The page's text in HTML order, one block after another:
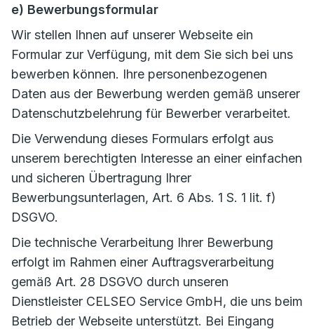
e) Bewerbungsformular
Wir stellen Ihnen auf unserer Webseite ein
Formular zur Verfügung, mit dem Sie sich bei uns
bewerben können. Ihre personenbezogenen
Daten aus der Bewerbung werden gemäß unserer
Datenschutzbelehrung für Bewerber verarbeitet.
Die Verwendung dieses Formulars erfolgt aus
unserem berechtigten Interesse an einer einfachen
und sicheren Übertragung Ihrer
Bewerbungsunterlagen, Art. 6 Abs. 1 S. 1 lit. f)
DSGVO.
Die technische Verarbeitung Ihrer Bewerbung
erfolgt im Rahmen einer Auftragsverarbeitung
gemäß Art. 28 DSGVO durch unseren
Dienstleister CELSEO Service GmbH, die uns beim
Betrieb der Webseite unterstützt. Bei Eingang